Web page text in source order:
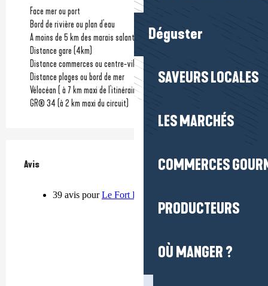
Déguster
SAVEURS LOCALES
LES MARCHÉS
COMMERCES
PRODUCTEURS
OÙ MANGER ?
Face mer ou port
Bord de rivière ou plan d'eau
A moins de 5 km des marais salants
Distance gare (4km)
Distance commerces ou centre-ville
Distance plages ou bord de mer
Vélocéan ( à 7 km maxi de l'itinéraire)
GR® 34 (à 2 km maxi du circuit)
Avis
Avis